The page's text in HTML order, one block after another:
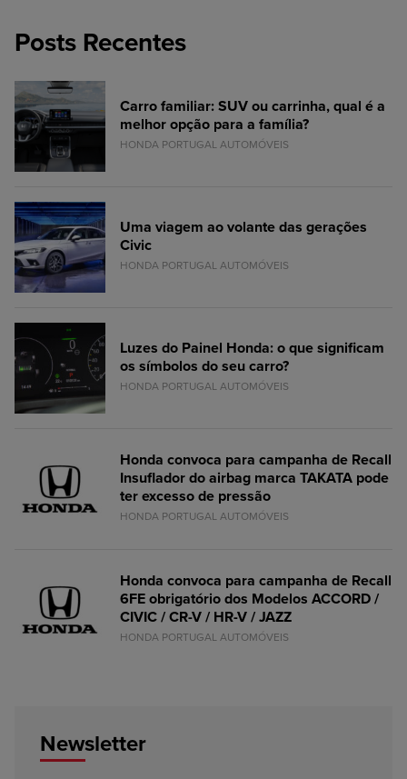
Posts Recentes
Carro familiar: SUV ou carrinha, qual é a
melhor opção para a família?
HONDA PORTUGAL AUTOMÓVEIS
Uma viagem ao volante das gerações
Civic
HONDA PORTUGAL AUTOMÓVEIS
Luzes do Painel Honda: o que significam
os símbolos do seu carro?
HONDA PORTUGAL AUTOMÓVEIS
Honda convoca para campanha de Recall
Insuflador do airbag marca TAKATA pode
ter excesso de pressão
HONDA PORTUGAL AUTOMÓVEIS
Honda convoca para campanha de Recall
6FE obrigatório dos Modelos ACCORD /
CIVIC / CR-V / HR-V / JAZZ
HONDA PORTUGAL AUTOMÓVEIS
Newsletter